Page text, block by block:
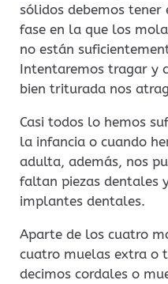
sólidos debemos tener
fase en la que los
no están
Intentaremos tragar y
bien triturada nos
Casi todos lo hemos
la infancia o cuando
adulta, además, nos
faltan piezas dentales
implantes dentales.
Aparte de los cuatro
cuatro muelas extra o
decimos cordales o